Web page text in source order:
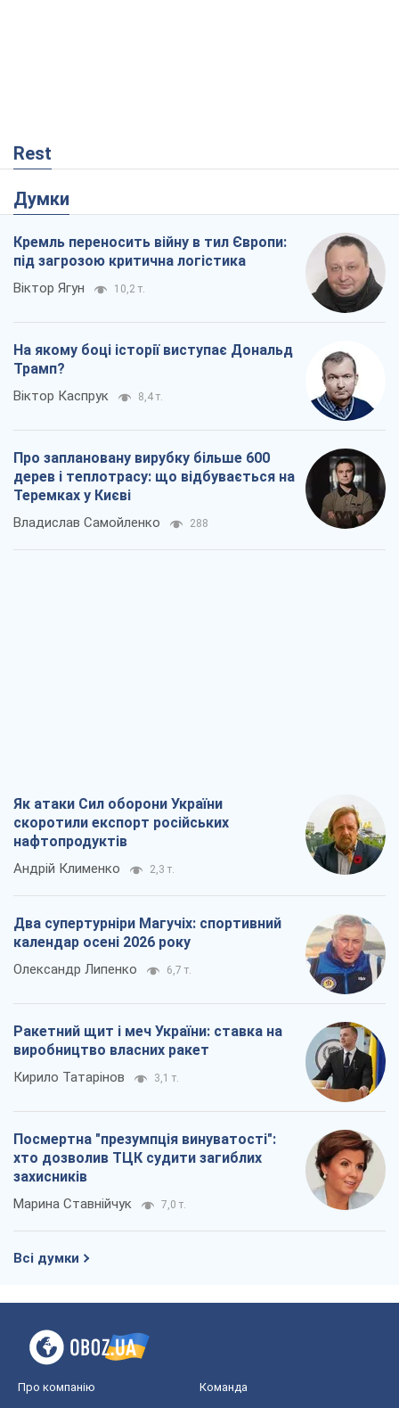
Rest
Думки
Кремль переносить війну в тил Європи:
під загрозою критична логістика
Віктор Ягун 10,2 т.
На якому боці історії виступає Дональд
Трамп?
Віктор Каспрук 8,4 т.
Про заплановану вирубку більше 600
дерев і теплотрасу: що відбувається на
Теремках у Києві
Владислав Самойленко 288
Як атаки Сил оборони України
скоротили експорт російських
нафтопродуктів
Андрій Клименко 2,3 т.
Два супертурніри Магучіх: спортивний
календар осені 2026 року
Олександр Липенко 6,7 т.
Ракетний щит і меч України: ставка на
виробництво власних ракет
Кирило Татарінов 3,1 т.
Посмертна "презумпція винуватості":
хто дозволив ТЦК судити загиблих
захисників
Марина Ставнійчук 7,0 т.
Всі думки
Про компанію Команда